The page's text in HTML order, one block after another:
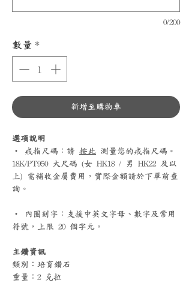
0/200
數量 *
新增至購物車
選項說明
‧ 戒指尺碼：請 按此 測量您的戒指尺碼。
18K/PT950 大尺碼 (女 HK18 / 男 HK22 及以
上) 需補收金屬費用，實際金額請於下單前查
詢。
‧ 內圈刻字：支援中英文字母、數字及常用
符號，上限 20 個字元。
主鑽資訊
類別：培育鑽石
重量：2 克拉